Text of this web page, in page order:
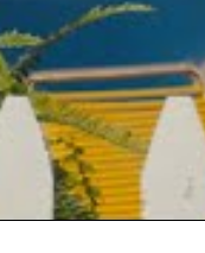
de
quitté la